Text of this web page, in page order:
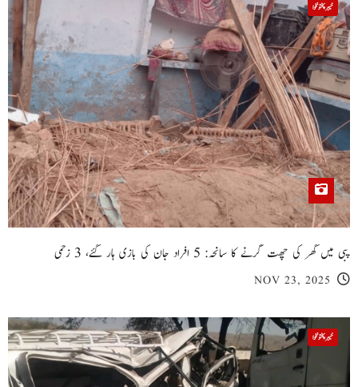
خیبر پختونخوا
پبی میں گھر کی چھت گرنے کا سانحہ: 5 افراد جان کی بازی ہار گئے، 3 زخمی
NOV 23, 2025
خیبر پختونخوا